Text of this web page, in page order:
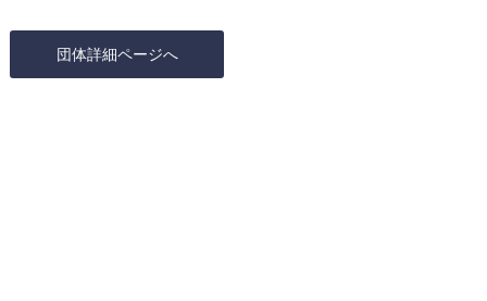
団体詳細ページへ